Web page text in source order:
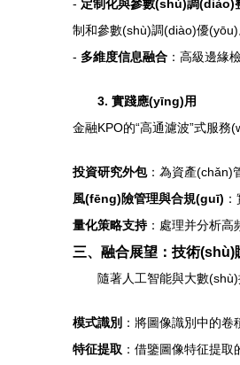
- 定制化與參數(shù)調(diào)
制和參數(shù)調(diào)優(yōu)
- 多維度信息融合 ：高級邊緣
3. 實踐應(yīng)用
金融KPO的“高通濾波”式服務
投資研究外包：為資產(chǎn)
風(fēng)險管理與合規(guī)
量化策略支持：處理并分析高
三、融合展望：技術(shù)
隨著人工智能與大數
模式識別 ：將圖像識別中的
特征提取 ：借鑒圖像特征提